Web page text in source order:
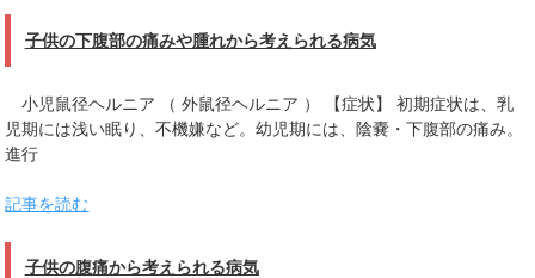
子供の下腹部の痛みや腫れから考えられる病気
小児鼠径ヘルニア （ 外鼠径ヘルニア ） 【症状】 初期症状は、乳
児期には浅い眠り、不機嫌など。幼児期には、陰嚢・下腹部の痛み。
進行
記事を読む
子供の腹痛から考えられる病気